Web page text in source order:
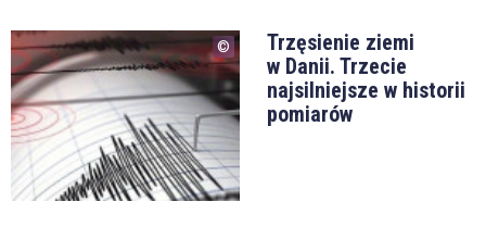
Trzęsienie ziemi
w Danii. Trzecie
najsilniejsze w historii
pomiarów